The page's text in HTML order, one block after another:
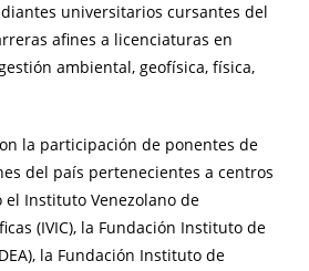
universitarios cursantes del
afines a licenciaturas en
ambiental, geofísica, física,
la participación de ponentes de
del país pertenecientes a centros
el Instituto Venezolano de
(IVIC), la Fundación Instituto de
la Fundación Instituto de